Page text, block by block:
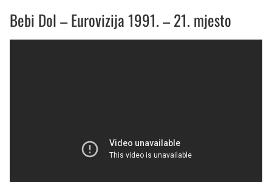
Bebi Dol – Eurovizija 1991. – 21. mjesto